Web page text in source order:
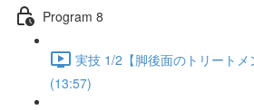
Program 8
実技 1/2【脚後面のトリート
(13:57)